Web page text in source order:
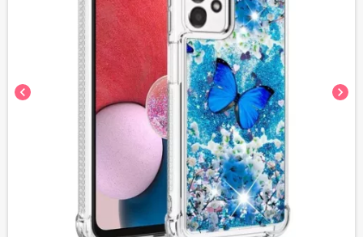
chevron_left chevron_right